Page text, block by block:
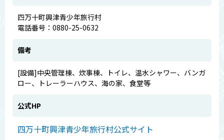
四万十町興津青少年旅行村
電話番号：0880-25-0632
備考
[設備]中央管理棟、炊事棟、トイレ、温水シャワー、バンガ
ロー、トレーラーハウス、海の家、食堂等
公式HP
四万十町興津青少年旅行村公式サイト